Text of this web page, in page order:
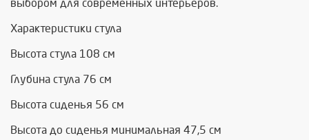
выбором для современных интерьеров.
Характеристики стула
Высота стула 108 см
Глубина стула 76 см
Высота сиденья 56 см
Высота до сиденья минимальная 47,5 см